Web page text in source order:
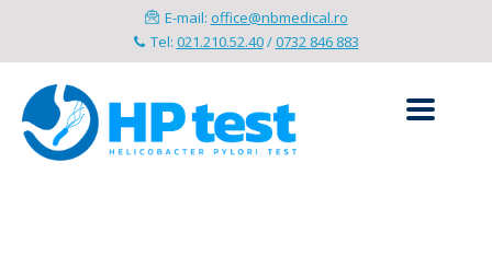
E-mail: office@nbmedical.ro
Tel: 021.210.52.40/0732 846 883